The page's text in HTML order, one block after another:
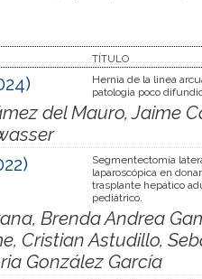
TÍTULO
Hernia de la linea
patologia poco
del Mauro, Jaime
Segmentectomía
laparoscópica en
trasplante hepático
pediátrico.
Brenda Andrea
Cristian Astudillo,
González García